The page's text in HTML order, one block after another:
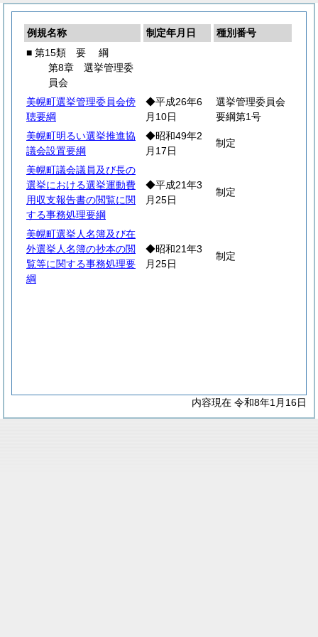
例規名称 制定年月日
種別番号
■ 第15類 要 綱
第8章 選挙管理委
員会
美幌町選挙管理委員会傍
聴要綱
◆平成26年6
月10日
選挙管理委員会
要綱第1号
美幌町明るい選挙推進協
議会設置要綱
◆昭和49年2
月17日
制定
美幌町議会議員及び長の
選挙における選挙運動費
用収支報告書の閲覧に関
する事務処理要綱
◆平成21年3
月25日
制定
美幌町選挙人名簿及び在
外選挙人名簿の抄本の閲
覧等に関する事務処理要
綱
◆昭和21年3
月25日
制定
内容現在 令和8年1月16日